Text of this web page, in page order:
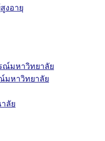
งอายุ
ณ์มหาวิทยาลัย
มหาวิทยาลัย
ลัย